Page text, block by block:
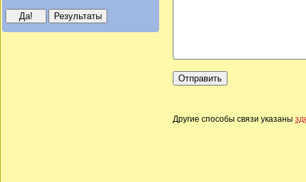
Другие способы связи указаны